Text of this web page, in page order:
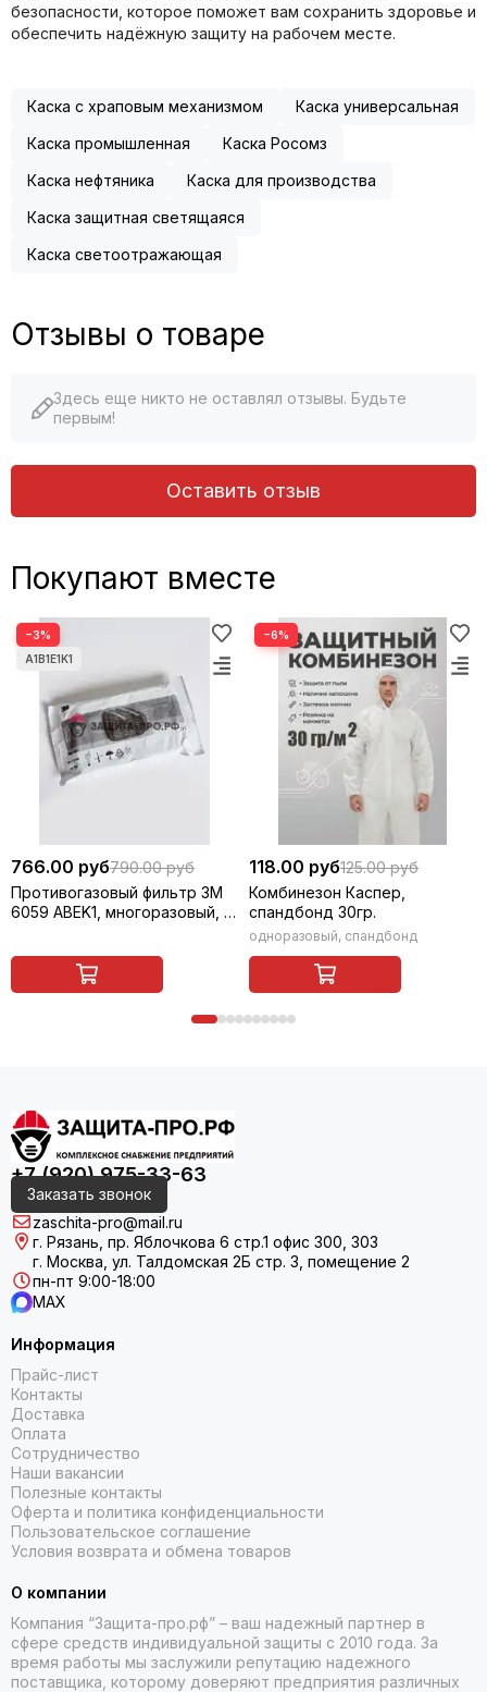
безопасности, которое поможет вам сохранить здоровье и
обеспечить надёжную защиту на рабочем месте.
Каска с храповым механизмом
Каска универсальная
Каска промышленная
Каска Росомз
Каска нефтяника
Каска для производства
Каска защитная светящаяся
Каска светоотражающая
Отзывы о товаре
Здесь еще никто не оставлял отзывы. Будьте
первым!
Оставить отзыв
Покупают вместе
−3%
766.00 руб790.00 руб
Противогазовый фильтр 3M
6059 ABEK1, многоразовый, 1
−6%
118.00 руб125.00 руб
Комбинезон Каспер,
спандбонд 30гр.
одноразовый, спандбонд
+7 (920) 975-33-63
Заказать звонок
zaschita-pro@mail.ru
г. Рязань, пр. Яблочкова 6 стр.1 офис 300, 303
г. Москва, ул. Талдомская 2Б стр. 3, помещение 2
пн-пт 9:00-18:00
MAX
Информация
Прайс-лист
Контакты
Доставка
Оплата
Сотрудничество
Наши вакансии
Полезные контакты
Оферта и политика конфиденциальности
Пользовательское соглашение
Условия возврата и обмена товаров
О компании
Компания “Защита-про.рф” – ваш надежный партнер в
сфере средств индивидуальной защиты с 2010 года. За
время работы мы заслужили репутацию надежного
поставщика, которому доверяют предприятия различных